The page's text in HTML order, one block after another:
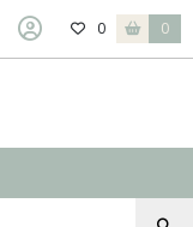
0 0